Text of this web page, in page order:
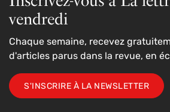
vendredi
Chaque semaine, recevez
d'articles parus dans la revue, en
S'INSCRIRE À LA NEWSLETTER